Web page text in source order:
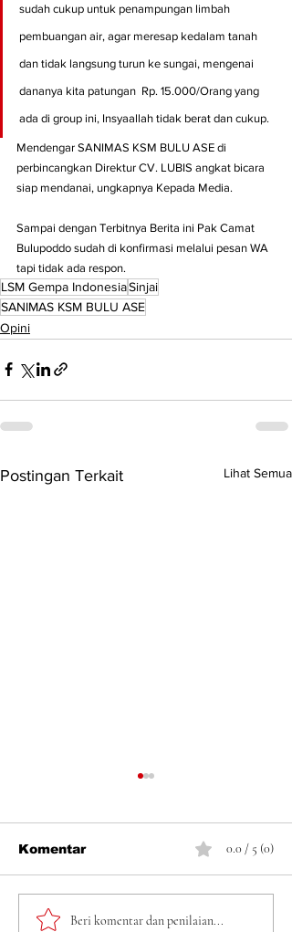
sudah cukup untuk penampungan limbah
pembuangan air, agar meresap kedalam tanah
dan tidak langsung turun ke sungai, mengenai
dananya kita patungan  Rp. 15.000/Orang yang
ada di group ini, Insyaallah tidak berat dan cukup.
Mendengar SANIMAS KSM BULU ASE di
perbincangkan Direktur CV. LUBIS angkat bicara
siap mendanai, ungkapnya Kepada Media.
Sampai dengan Terbitnya Berita ini Pak Camat
Bulupoddo sudah di konfirmasi melalui pesan WA
tapi tidak ada respon.
LSM Gempa IndonesiaSinjai
SANIMAS KSM BULU ASE
Opini
Postingan Terkait Lihat Semua
Amiruddin SH Kareng
Komentar 0.0 / 5 (0)
Beri komentar dan penilaian...